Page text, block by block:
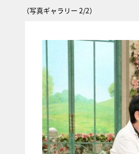
（写真ギャラリー 2/2）